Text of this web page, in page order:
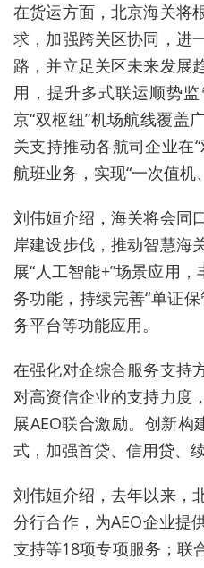
在货运方面，北京海关将
求，加强跨关区协同，进
路，并立足关区未来发展
用，提升多式联运顺势
京“双枢纽”机场航线覆盖
关支持推动各航司企业在
航班业务，实现“一次值机
刘伟姮介绍，海关将会同
岸建设步伐，推动智慧海
展“人工智能+”场景应用
务功能，持续完善“单证
务平台等功能应用。
在强化对企综合服务支持
对高资信企业的支持力度
展AEO联合激励。创新构
式，加强首贷、信用贷、
刘伟姮介绍，去年以来，
分行合作，为AEO企业提
支持等18项专项服务；联